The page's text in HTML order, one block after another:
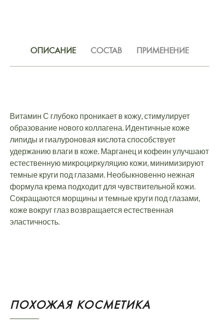
ОПИСАНИЕ СОСТАВ ПРИМЕНЕНИЕ
Витамин С глубоко проникает в кожу, стимулирует
образование нового коллагена. Идентичные коже
липиды и гиалуроновая кислота способствует
удержанию влаги в коже. Марганец и кофеин улучшают
естественную микроциркуляцию кожи, минимизируют
темные круги под глазами. Необыкновенно нежная
формула крема подходит для чувствительной кожи.
Сокращаются морщины и темные круги под глазами,
коже вокруг глаз возвращается естественная
эластичность.
ПОХОЖАЯ КОСМЕТИКА